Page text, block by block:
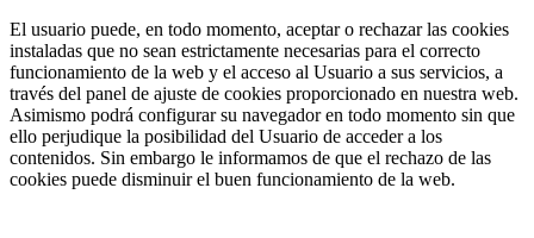
El usuario puede, en todo momento, aceptar o rechazar las cookies
instaladas que no sean estrictamente necesarias para el correcto
funcionamiento de la web y el acceso al Usuario a sus servicios, a
través del panel de ajuste de cookies proporcionado en nuestra web.
Asimismo podrá configurar su navegador en todo momento sin que
ello perjudique la posibilidad del Usuario de acceder a los
contenidos. Sin embargo le informamos de que el rechazo de las
cookies puede disminuir el buen funcionamiento de la web.